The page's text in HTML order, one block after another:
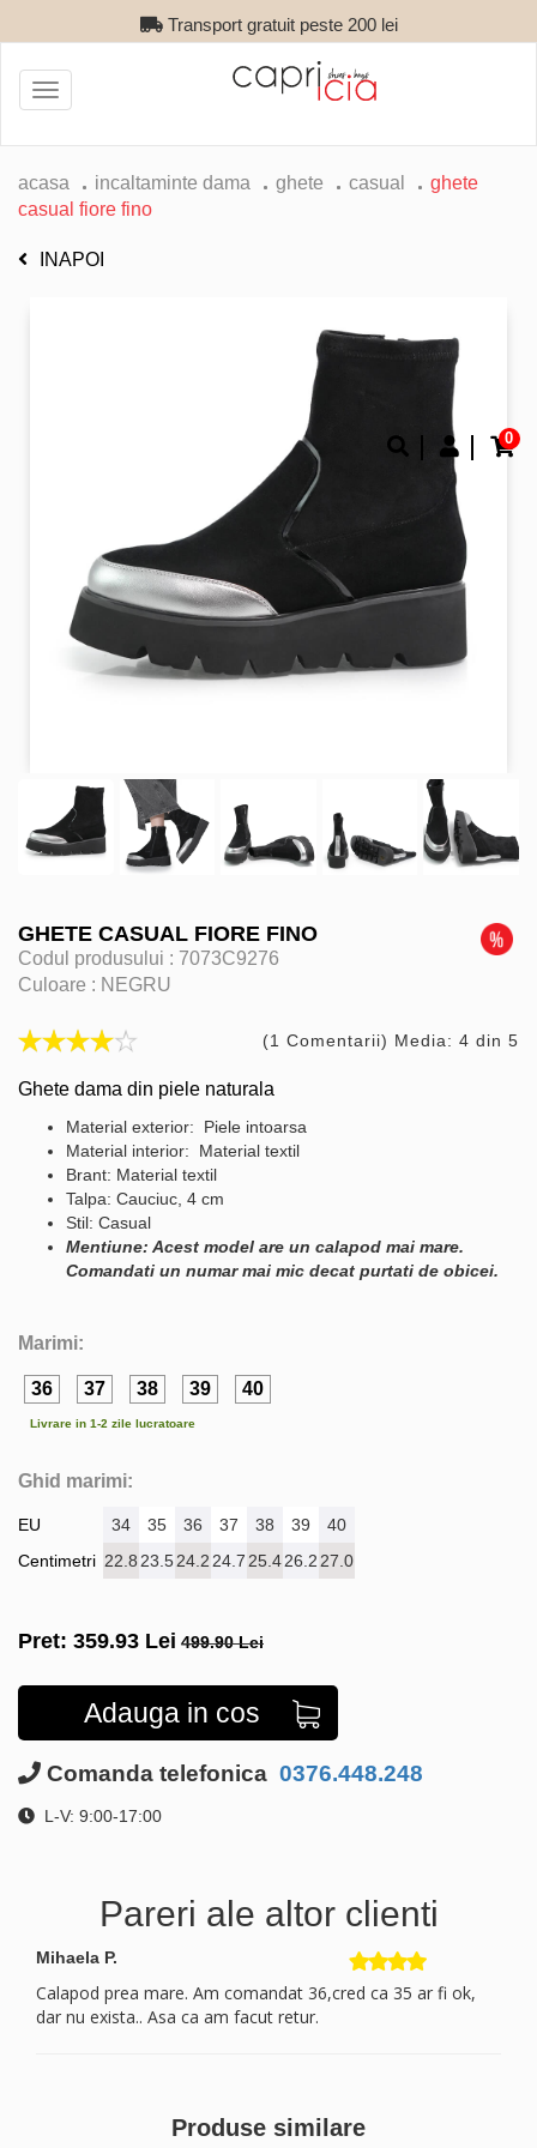
Transport gratuit peste 200 lei
0
Toggle
navigation
acasa incaltaminte dama ghete casual
ghete
casual fiore fino
INAPOI
GHETE CASUAL FIORE FINO
Codul produsului : 7073C9276
Culoare : NEGRU
(1 Comentarii) Media: 4 din 5
Ghete dama din piele naturala
Material exterior: Piele intoarsa
Material interior: Material textil
Brant: Material textil
Talpa: Cauciuc, 4 cm
Stil: Casual
Mentiune: Acest model are un calapod mai mare.
Comandati un numar mai mic decat purtati de obicei.
Marimi:
36 37 38 39 40
Livrare in 1-2 zile lucratoare
Ghid marimi:
EU
Centimetri
34 35 36 37 38 39
40
22.8 23.524.2 24.7 25.426.2 27.0
Pret: 359.93 Lei 499.90 Lei
Adauga in cos
Comanda telefonica 0376.448.248
L-V: 9:00-17:00
Pareri ale altor clienti
Mihaela P.
Calapod prea mare. Am comandat 36,cred ca 35 ar fi ok,
dar nu exista.. Asa ca am facut retur.
Produse similare